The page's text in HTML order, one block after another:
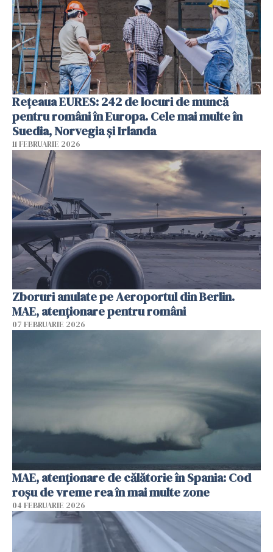
Rețeaua EURES: 242 de locuri de muncă
pentru români în Europa. Cele mai multe în
Suedia, Norvegia și Irlanda
11 FEBRUARIE 2026
Zboruri anulate pe Aeroportul din Berlin.
MAE, atenționare pentru români
07 FEBRUARIE 2026
MAE, atenţionare de călătorie în Spania: Cod
roșu de vreme rea în mai multe zone
04 FEBRUARIE 2026